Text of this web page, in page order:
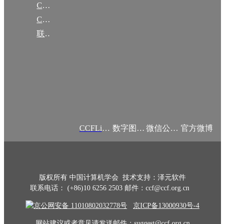
CCF大事记
CCF创建60周年
联系我们
CCFLink APP 数字图书馆 微信公众号 官方微博
版权所有 中国计算机学会 技术支持：泽元软件
联系电话： (+86)10 6256 2503 邮件：ccf@ccf.org.cn
京公网安备 11010802032778号 京ICP备13000930号-4